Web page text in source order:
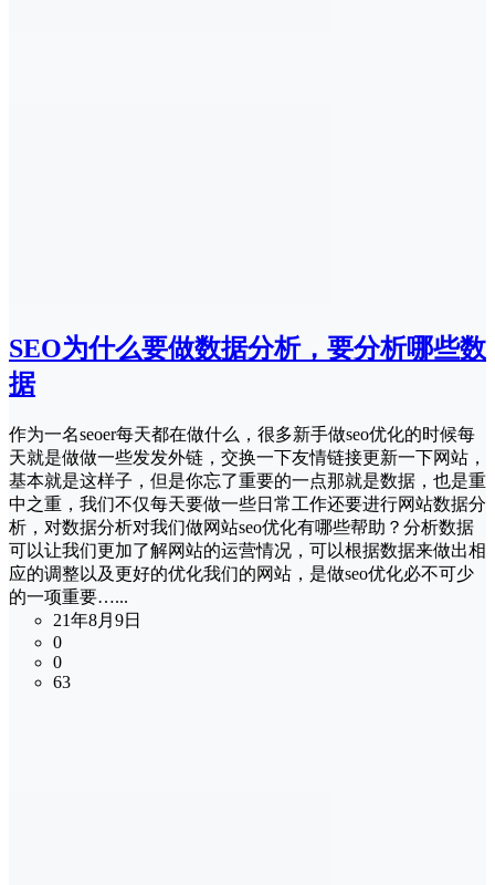
SEO为什么要做数据分析，要分析哪些数
据
作为一名seoer每天都在做什么，很多新手做seo优化的时候每
天就是做做一些发发外链，交换一下友情链接更新一下网站，
基本就是这样子，但是你忘了重要的一点那就是数据，也是重
中之重，我们不仅每天要做一些日常工作还要进行网站数据分
析，对数据分析对我们做网站seo优化有哪些帮助？分析数据
可以让我们更加了解网站的运营情况，可以根据数据来做出相
应的调整以及更好的优化我们的网站，是做seo优化必不可少
的一项重要…...
21年8月9日
0
0
63